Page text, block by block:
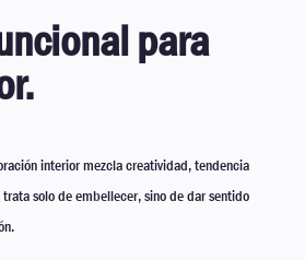
para
interior mezcla creatividad, tendencia
solo de embellecer, sino de dar sentido